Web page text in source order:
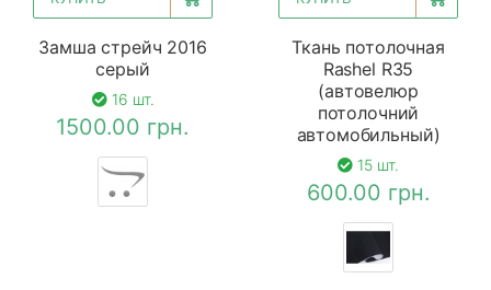
Замша стрейч 2016
серый
16 шт.
1500.00 грн.
Ткань потолочная
Rashel R35
(автовелюр
потолочний
автомобильный)
15 шт.
600.00 грн.